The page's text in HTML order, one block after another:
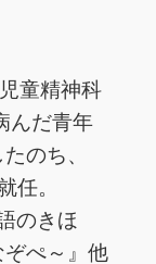
童精神科
んだ青年
のち、
。
のきほ
ぺ～』他